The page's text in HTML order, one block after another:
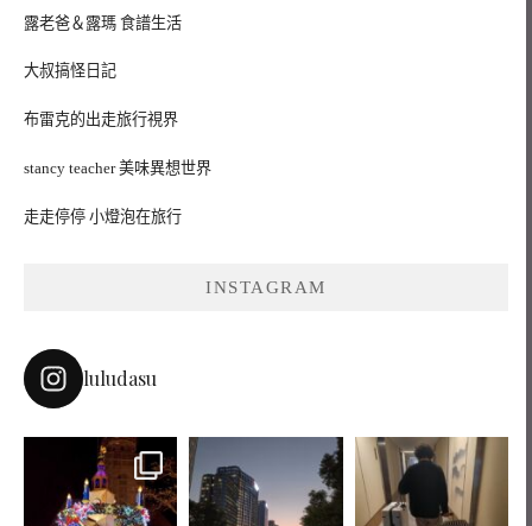
露老爸＆露瑪 食譜生活
大叔搞怪日記
布雷克的出走旅行視界
stancy teacher 美味異想世界
走走停停 小燈泡在旅行
INSTAGRAM
luludasu